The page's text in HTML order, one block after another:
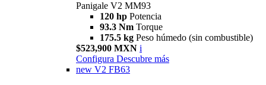
Panigale V2 MM93
120 hp Potencia
93.3 Nm Torque
175.5 kg Peso húmedo (sin combustible)
$523,900 MXN i
Configura Descubre más
new V2 FB63